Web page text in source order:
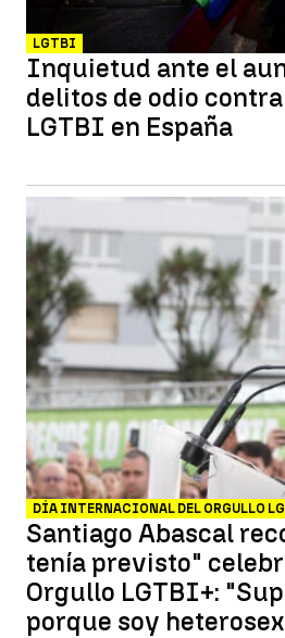
LGTBI
Inquietud ante el
delitos de odio
LGTBI en España
DÍA INTERNACIONAL DEL ORGULLO
Santiago Abascal
tenía previsto"
Orgullo LGTBI+:
porque soy